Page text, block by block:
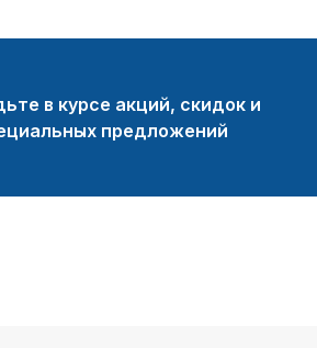
в курсе акций, скидок и
предложений